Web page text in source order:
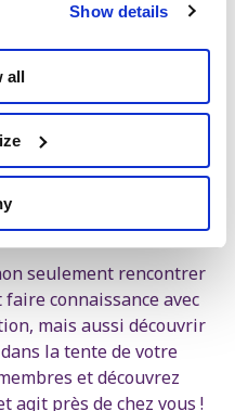
Show details
all
britannique), Kristen R.
Luc Triangle
Thierry Bodson (FGTB),
(Greenpeace)...
Hedebouw et à
Mertens.
du PTB
seulement rencontrer
connaissance avec
mais aussi découvrir
la tente de votre
et découvrez
agit près de chez vous !